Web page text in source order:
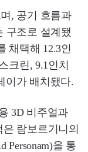
, 공기 흐름과
구조로 설계됐
채택해 12.3인
크린, 9.1인치
이가 배치됐다.
3D 비주얼과
람보르기니의
Personam)을 통